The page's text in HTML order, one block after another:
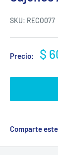
SKU: RECO077
Precio: $
Comparte